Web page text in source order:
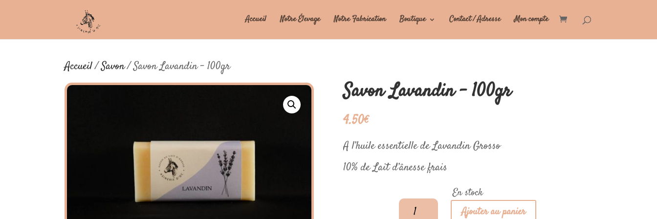
Accueil Notre Élevage Notre Fabrication Boutique Contact / Adresse Mon compte
Accueil/Savon/ Savon Lavandin – 100gr
Savon Lavandin – 100gr
4.50€
A l’huile essentielle de Lavandin Grosso
10% de Lait d’ânesse frais
En stock
quantité
Ajouter au panier